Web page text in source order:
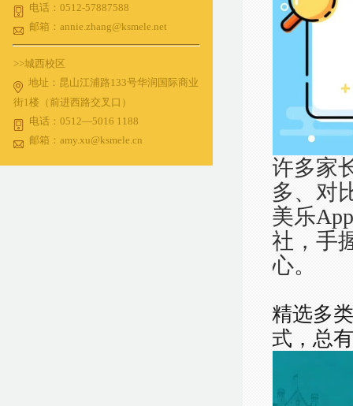
电话：0512-57887588
邮箱：annie.zhang@ksmele.net
>>城西校区
地址：昆山江浦路133号华润国际商业
街1楼（前进西路交叉口）
电话：0512—5016 1188
邮箱：amy.xu@ksmele.cn
许多家
多、对
美乐
社，手
心。
精选多
式， 总